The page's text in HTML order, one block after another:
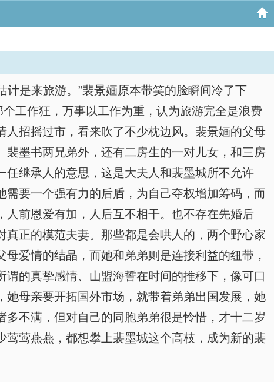
计是来旅游。”裴景婳原本带笑的脸瞬间冷了下
工作狂，万事以工作为重，认为旅游完全是浪费
招摇过市，看来吹了不少枕边风。裴景婳的父母
墨书两兄弟外，还有二房生的一对儿女，和三房
继承人的意思，这是大夫人和裴墨城所不允许
要一个强有力的后盾，为自己夺权增加筹码，而
前恩爱有加，人后互不相干。也不存在先婚后
正的模范夫妻。那些都是会哄人的，两个野心家
爱情的结晶，而她和弟弟则是连接利益的纽带，
的真挚感情、山盟海誓在时间的推移下，像可口
母亲要开拓国外市场，就带着弟弟出国发展，她
不满，但对自己的同胞弟弟很是怜惜，才十二岁
莺燕燕，都想攀上裴墨城这个高枝，成为新的裴